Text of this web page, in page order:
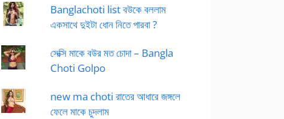
Banglachoti list বউকে বললাম
একসাথে দুইটা ধোন নিতে পারবা ?
সেক্সি মাকে বউর মত চোদা – Bangla
Choti Golpo
new ma choti রাতের আধারে জঙ্গলে
ফেলে মাকে চুদলাম